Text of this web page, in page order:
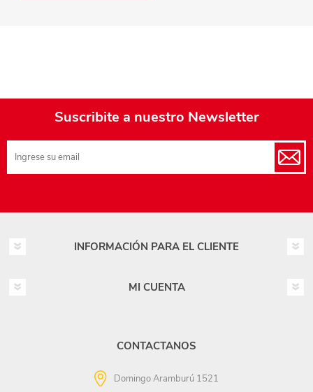
Suscribite a nuestro Newsletter
INFORMACIÓN PARA EL CLIENTE
MI CUENTA
CONTACTANOS
Domingo Aramburú 1521